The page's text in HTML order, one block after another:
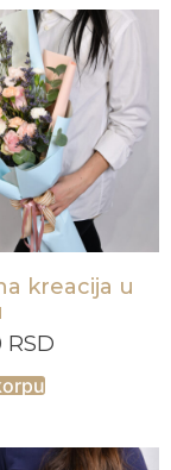
kreacija u
RSD